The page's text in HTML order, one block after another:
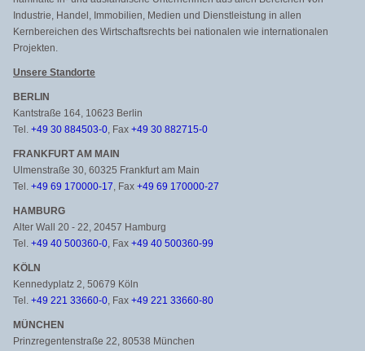
Industrie, Handel, Immobilien, Medien und Dienstleistung in allen
Kernbereichen des Wirtschaftsrechts bei nationalen wie internationalen
Projekten.
Unsere Standorte
BERLIN
Kantstraße 164, 10623 Berlin
Tel. +49 30 884503-0, Fax +49 30 882715-0
FRANKFURT AM MAIN
Ulmenstraße 30, 60325 Frankfurt am Main
Tel. +49 69 170000-17, Fax +49 69 170000-27
HAMBURG
Alter Wall 20 - 22, 20457 Hamburg
Tel. +49 40 500360-0, Fax +49 40 500360-99
KÖLN
Kennedyplatz 2, 50679 Köln
Tel. +49 221 33660-0, Fax +49 221 33660-80
MÜNCHEN
Prinzregentenstraße 22, 80538 München